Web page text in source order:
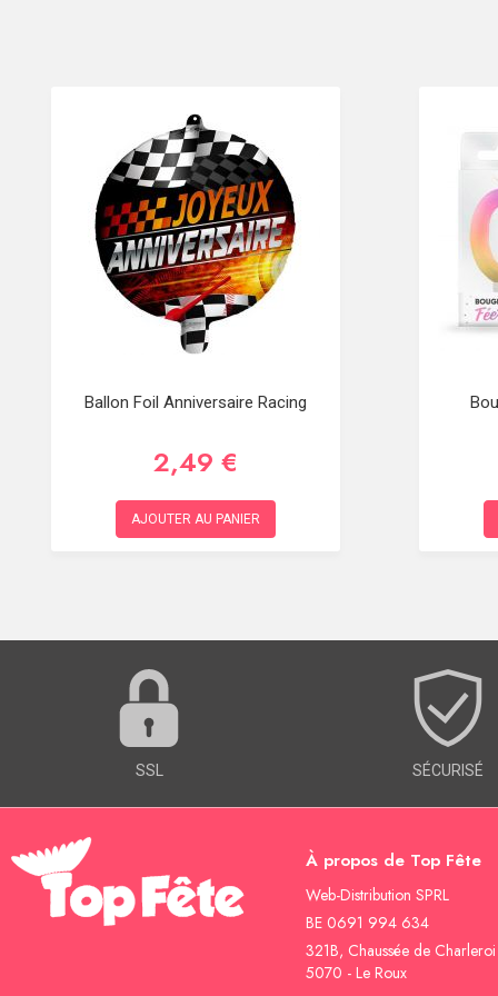
Ballon Foil Anniversaire Racing
2,49 €
AJOUTER AU PANIER
SSL SÉCURISÉ
À propos de Top Fête
Web-Distribution SPRL
BE 0691 994 634
321B, Chaussée de Charleroi
5070 - Le Roux